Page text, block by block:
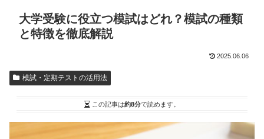
大学受験に役立つ模試はどれ？模試の種類
と特徴を徹底解説
2025.06.06
模試・定期テストの活用法
この記事は約8分で読めます。